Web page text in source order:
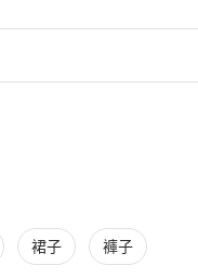
紹
似商品推薦
裙子 褲子